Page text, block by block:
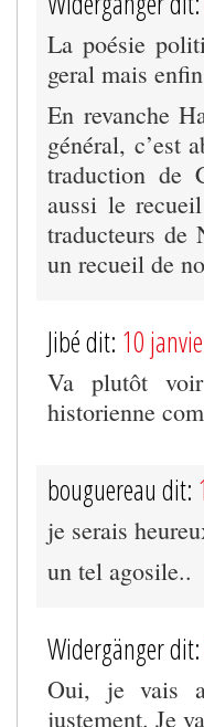
La poésie
geral mais
En revanche
général, c’est
traduction de
aussi le
traducteurs de
un recueil de
Jibé dit: 10
Va plutôt
historienne
bouguereau dit:
je serais
un tel agosile..
Widergänger dit:
Oui, je vais
justement. Je